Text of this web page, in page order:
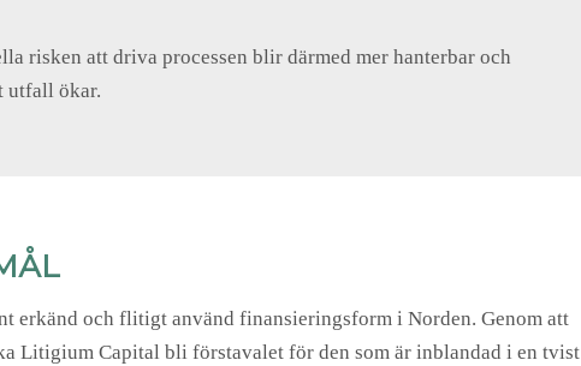
risken att driva processen blir därmed mer hanterbar och
utfall ökar.
erkänd och flitigt använd finansieringsform i Norden. Genom att
Litigium Capital bli förstavalet för den som är inblandad i en tvist